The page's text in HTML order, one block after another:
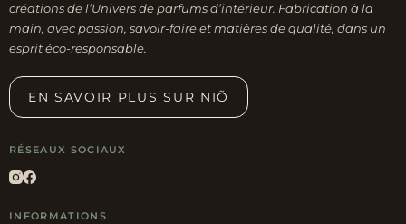
créations de l’Univers de parfums d’intérieur. Fabrication à la
main, avec passion, savoir-faire et matières de qualité, dans un
esprit éco-responsable.
EN SAVOIR PLUS SUR NIÕ
RÉSEAUX SOCIAUX
INFORMATIONS